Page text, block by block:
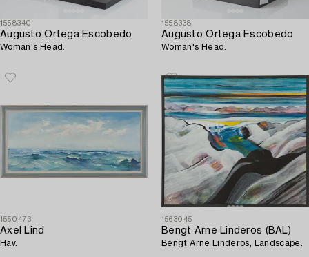
1558340
Augusto Ortega Escobedo
Woman's Head.
1558338
Augusto Ortega Escobedo
Woman's Head.
1550473
Axel Lind
Hav.
1563045
Bengt Arne Linderos (BAL)
Bengt Arne Linderos, Landscape.